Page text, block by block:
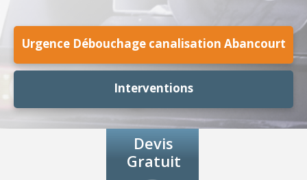
Urgence Débouchage canalisation Abancourt
Interventions
Devis
Gratuit